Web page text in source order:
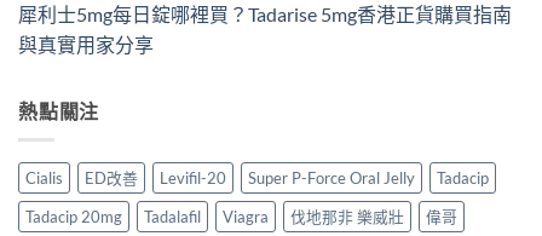
犀利士5mg每日錠哪裡買？Tadarise 5mg香港正貨購買指南
與真實用家分享
熱點關注
Cialis ED改善 Levifil-20 Super P-Force Oral Jelly
Tadacip
Tadacip 20mg
Tadalafil Viagra 伐地那非 樂威壯
偉哥